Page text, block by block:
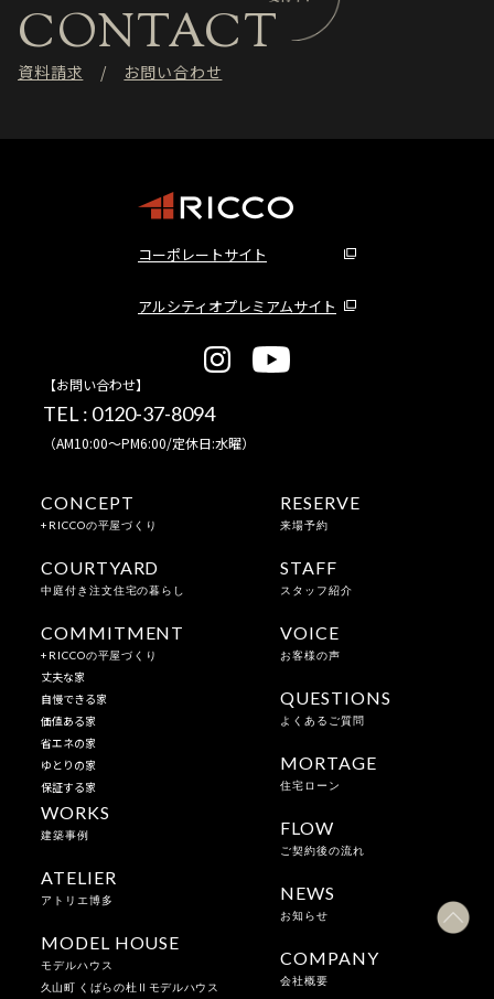
CONTACT
資料請求 お問い合わせ
コーポレートサイト
アルシティオプレミアムサイト
【お問い合わせ】
TEL : 0120-37-8094
（AM10:00～PM6:00/定休日:水曜）
CONCEPT
+RICCOの平屋づくり
COURTYARD
中庭付き注文住宅の暮らし
COMMITMENT
+RICCOの平屋づくり
丈夫な家
自慢できる家
価値ある家
省エネの家
ゆとりの家
保証する家
WORKS
建築事例
ATELIER
アトリエ博多
MODEL HOUSE
モデルハウス
久山町 くばらの杜Ⅱモデルハウス
RESERVE
来場予約
STAFF
スタッフ紹介
VOICE
お客様の声
QUESTIONS
よくあるご質問
MORTAGE
住宅ローン
FLOW
ご契約後の流れ
NEWS
お知らせ
COMPANY
会社概要